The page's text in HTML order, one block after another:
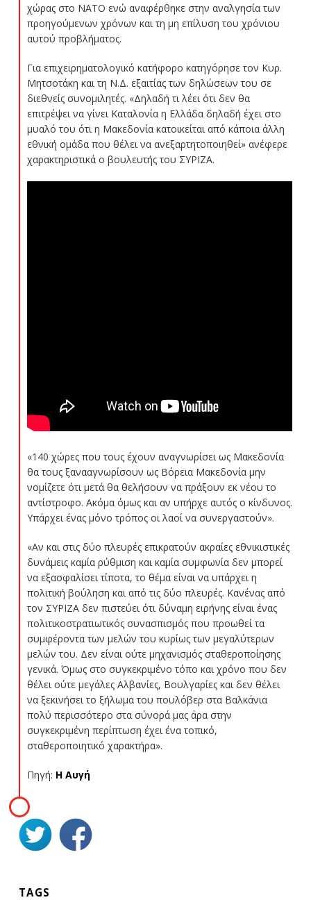
χώρας στο ΝΑΤΟ ενώ αναφέρθηκε στην αναλγησία των
προηγούμενων χρόνων και τη μη επίλυση του χρόνιου
αυτού προβλήματος.
Για επιχειρηματολογικό κατήφορο κατηγόρησε τον Κυρ.
Μητσοτάκη και τη Ν.Δ. εξαιτίας των δηλώσεων του σε
διεθνείς συνομιλητές. «Δηλαδή τι λέει ότι δεν θα
επιτρέψει να γίνει Καταλονία η Ελλάδα δηλαδή έχει στο
μυαλό του ότι η Μακεδονία κατοικείται από κάποια άλλη
εθνική ομάδα που θέλει να ανεξαρτητοποιηθεί» ανέφερε
χαρακτηριστικά o βουλευτής του ΣΥΡΙΖΑ.
«140 χώρες που τους έχουν αναγνωρίσει ως Μακεδονία
θα τους ξανααγνωρίσουν ως Βόρεια Μακεδονία μην
νομίζετε ότι μετά θα θελήσουν να πράξουν εκ νέου το
αντίστροφο. Ακόμα όμως και αν υπήρχε αυτός ο κίνδυνος.
Υπάρχει ένας μόνο τρόπος οι λαοί να συνεργαστούν».
«Αν και στις δύο πλευρές επικρατούν ακραίες εθνικιστικές
δυνάμεις καμία ρύθμιση και καμία συμφωνία δεν μπορεί
να εξασφαλίσει τίποτα, το θέμα είναι να υπάρχει η
πολιτική βούληση και από τις δύο πλευρές. Κανένας από
τον ΣΥΡΙΖΑ δεν πιστεύει ότι δύναμη ειρήνης είναι ένας
πολιτικοστρατιωτικός συνασπισμός που προωθεί τα
συμφέροντα των μελών του κυρίως των μεγαλύτερων
μελών του. Δεν είναι ούτε μηχανισμός σταθεροποίησης
γενικά. Όμως στο συγκεκριμένο τόπο και χρόνο που δεν
θέλει ούτε μεγάλες Αλβανίες, Βουλγαρίες και δεν θέλει
να ξεκινήσει το ξήλωμα του πουλόβερ στα Βαλκάνια
πολύ περισσότερο στα σύνορά μας άρα στην
συγκεκριμένη περίπτωση έχει ένα τοπικό,
σταθεροποιητικό χαρακτήρα».
Πηγή: Η Αυγή
TAGS